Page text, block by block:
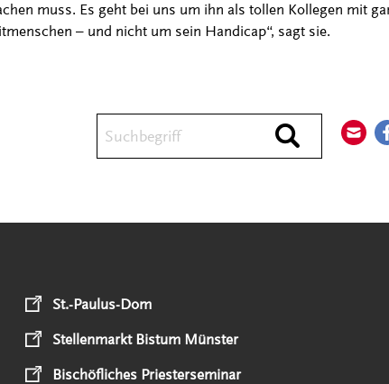
Durchsuchen
muss. Es geht bei uns um ihn als tollen Kollegen mit
– und nicht um sein Handicap“, sagt sie.
St.-Paulus-Dom
Stellenmarkt Bistum Münster
Bischöfliches Priesterseminar